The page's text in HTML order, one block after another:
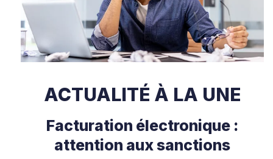
ACTUALITÉ À LA UNE
Facturation électronique :
attention aux sanctions